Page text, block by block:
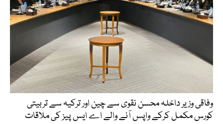
وفاقی وزیر داخلہ محسن نقوی سے چین اور ترکیہ سے تربیتی
کورس مکمل کرکے واپس آنے والے اے ایس پیز کی ملاقات